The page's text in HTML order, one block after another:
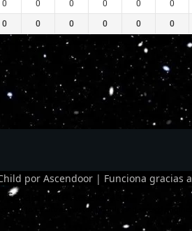
0 0 0 0 0 0
0 0 0 0 0 0
por Ascendoor | Funciona gracias a
Accelerator
to be attractive for people and search engines.